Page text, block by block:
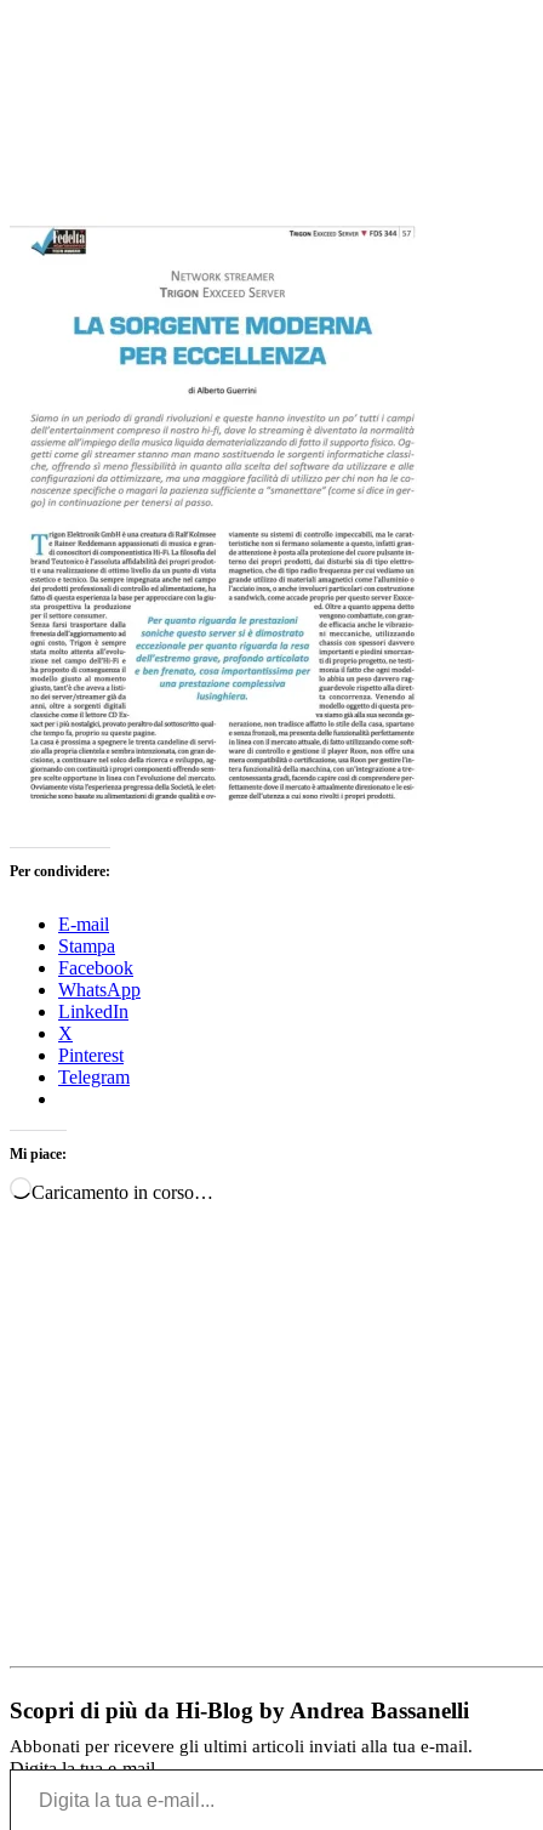
Per condividere:
E-mail
Stampa
Facebook
WhatsApp
LinkedIn
X
Pinterest
Telegram
Mi piace:
Caricamento in corso…
Scopri di più da Hi-Blog by Andrea Bassanelli
Abbonati per ricevere gli ultimi articoli inviati alla tua e-mail.
Digita la tua e-mail...